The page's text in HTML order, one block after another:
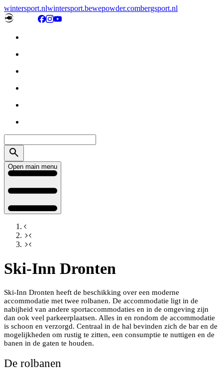
wintersport.nlwintersport.bewepowder.combergsport.nl
Open main menu
Ski-Inn Dronten
Ski-Inn Dronten heeft de beschikking over een moderne
accommodatie met twee rolbanen. De accommodatie ligt in de
nabijheid van andere sportaccommodaties en in de omgeving zijn
dan ook veel parkeerplaatsen. Alles in en rondom de accommodatie
is schoon en verzorgd. Centraal in de hal bevinden zich de bar en de
mogelijkheden om rustig te zitten, een consumptie te nuttigen en de
banen in de gaten te houden.
De rolbanen